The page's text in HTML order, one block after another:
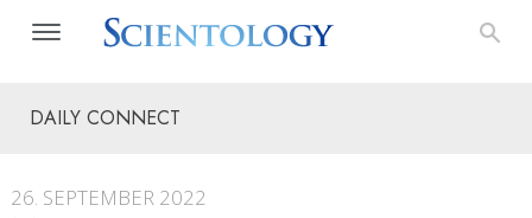
DAILY CONNECT
26. SEPTEMBER 2022